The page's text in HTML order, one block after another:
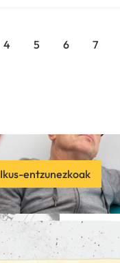
4 5 6 7
Ikus-entzunezkoak